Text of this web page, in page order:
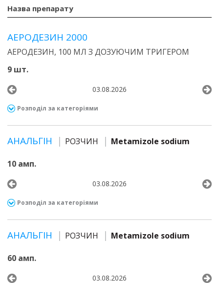
Назва препарату
АЕРОДЕЗИН 2000
АЕРОДЕЗИН, 100 МЛ З ДОЗУЮЧИМ ТРИГЕРОМ
9 шт.
03.08.2026
Розподіл за категоріями
АНАЛЬГІН РОЗЧИН Metamizole sodium
10 амп.
03.08.2026
Розподіл за категоріями
АНАЛЬГІН РОЗЧИН Metamizole sodium
60 амп.
03.08.2026